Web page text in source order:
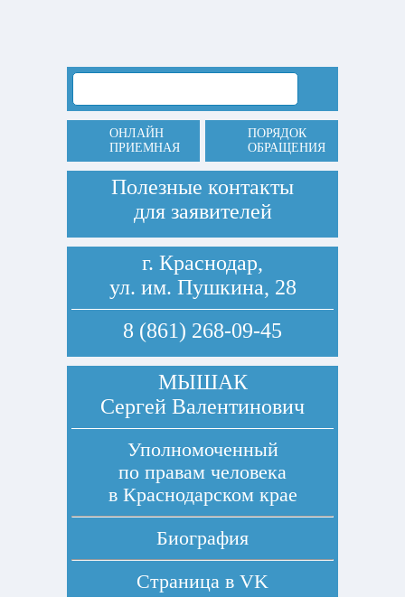
ОНЛАЙН
ПРИЕМНАЯ
ПОРЯДОК
ОБРАЩЕНИЯ
Полезные контакты
для заявителей
г. Краснодар,
ул. им. Пушкина, 28
8 (861) 268-09-45
МЫШАК
Сергей Валентинович
Уполномоченный
по правам человека
в Краснодарском крае
Биография
Страница в VK